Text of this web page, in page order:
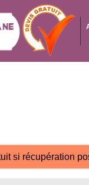
si récupération